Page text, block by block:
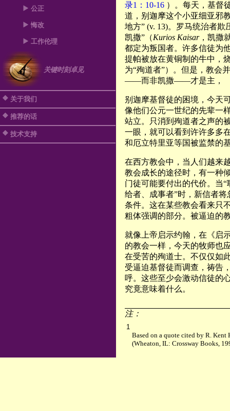
公正
悔改
工作伦理
关键时刻卓见
关于我们
推荐的话
技术支持
录1：10-16 ）。每天，基督
道，别迦摩这个小亚细亚邪
地方” (v. 13)。罗马统治者
凯撒”（Kurios Kaisar，凯撒
都定为叛国者。许多信徒为
提帕被放在黄铜制的牛中，
为“殉道者”）。但是，教会
——而非凯撒——才是主，
别迦摩基督徒的困境，今天
像他们公元一世纪的先辈一
站立。只消到殉道者之声的
一眼，就可以看到许许多多
和厄立特里亚等国被监禁的
在西方教会中，当人们越来
教会成长的途径时，有一
门徒可能要付出的代价。当
给者、成事者”时，新信者
条件。这在某些教会看来只
粗体强调的部分。被逼迫的
就像上帝启示约翰，在《启
的教会一样，今天的牧师也
在受苦的殉道士。不仅仅如
受逼迫基督徒而调查，祷告
呼。这些至少会激动信徒的
究竟意味着什么。
注：
1
Based on a quote cited by R. Kent
(Wheaton, IL: Crossway Books,